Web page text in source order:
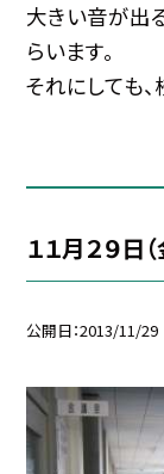
大きい音が出
らいます。
それにしても
１１月２９日
公開日 2013/11/29